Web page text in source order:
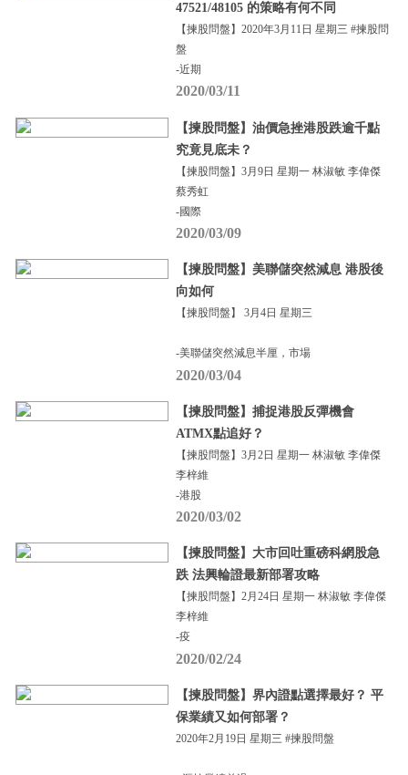
47521/48105 的策略有何不同
【揀股問盤】2020年3月11日 星期三 #揀股問
盤
-近期
2020/03/11
【揀股問盤】油價急挫港股跌逾千點
究竟見底未？
【揀股問盤】3月9日 星期一 林淑敏 李偉傑
蔡秀虹
-國際
2020/03/09
【揀股問盤】美聯儲突然減息 港股後
向如何
【揀股問盤】 3月4日 星期三
-美聯儲突然減息半厘，市場
2020/03/04
【揀股問盤】捕捉港股反彈機會
ATMX點追好？
【揀股問盤】3月2日 星期一 林淑敏 李偉傑
李梓維
-港股
2020/03/02
【揀股問盤】大市回吐重磅科網股急
跌 法興輪證最新部署攻略
【揀股問盤】2月24日 星期一 林淑敏 李偉傑
李梓維
-疫
2020/02/24
【揀股問盤】界內證點選擇最好？ 平
保業績又如何部署？
2020年2月19日 星期三 #揀股問盤